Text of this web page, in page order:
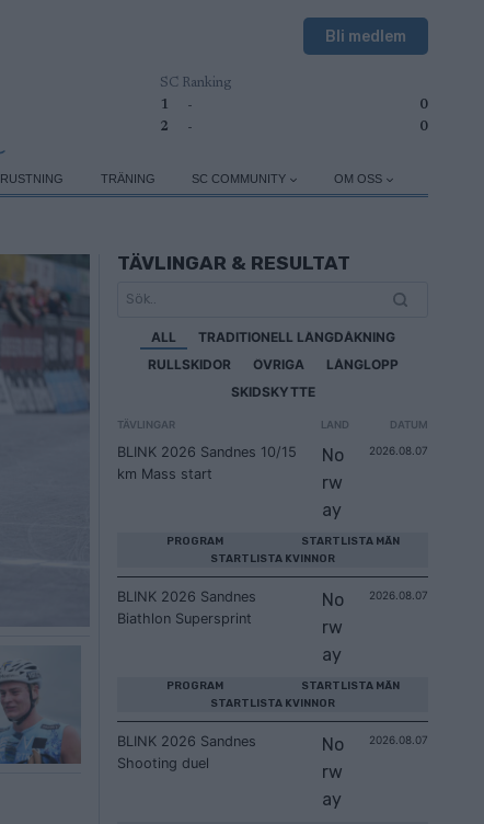
Bli medlem
SC Ranking
1
-
0
2
- 0
TRÄNING SC COMMUNITY OM OSS
TÄVLINGAR & RESULTAT
ALL
TRADITIONELL LÄNGDÅKNING
RULLSKIDOR
ÖVRIGA
LÅNGLOPP
SKIDSKYTTE
TÄVLINGAR LAND DATUM
BLINK 2026 Sandnes 10/15
km Mass start
No
rw
ay
2026.08.07
PROGRAM
STARTLISTA MÄN
STARTLISTA KVINNOR
BLINK 2026 Sandnes
Biathlon Supersprint
No
rw
ay
2026.08.07
PROGRAM
STARTLISTA MÄN
STARTLISTA KVINNOR
BLINK 2026 Sandnes
Shooting duel
No
rw
ay
2026.08.07